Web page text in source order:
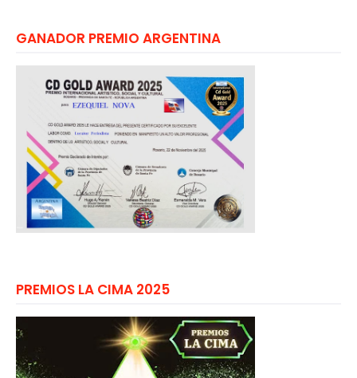
GANADOR PREMIO ARGENTINA
PREMIOS LA CIMA 2025